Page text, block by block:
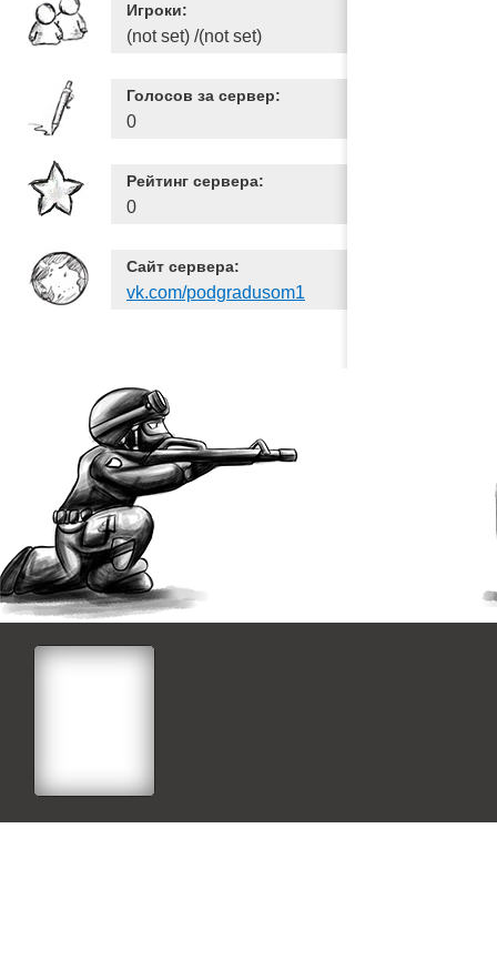
Игроки:
(not set) /(not set)
Голосов за сервер:
0
Рейтинг сервера:
0
Сайт сервера:
vk.com/podgradusom1